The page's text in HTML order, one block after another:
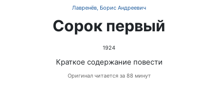
Лавренёв, Борис Андреевич
Сорок первый
1924
Краткое содержание повести
Оригинал читается за 88 минут